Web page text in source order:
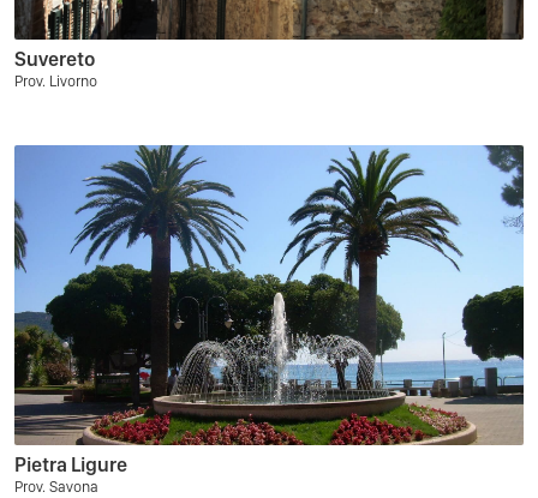
Suvereto
Prov. Livorno
Pietra Ligure
Prov. Savona